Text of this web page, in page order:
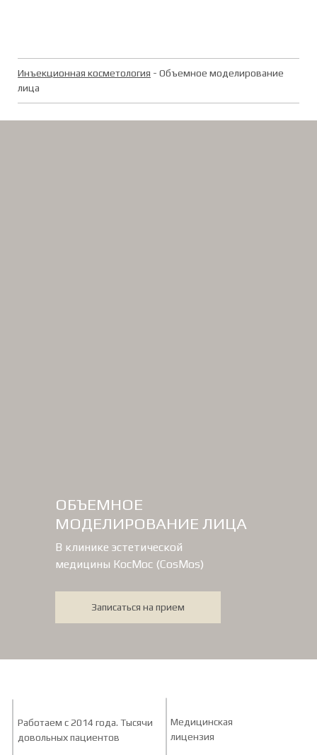
Инъекционная косметология - Объемное моделирование
лица
Записаться на прием
В клинике эстетической
медицины КосМос (CosMos)
ОБЪЕМНОЕ
МОДЕЛИРОВАНИЕ ЛИЦА
Медицинская
лицензия
Работаем с 2014 года. Тысячи
довольных пациентов